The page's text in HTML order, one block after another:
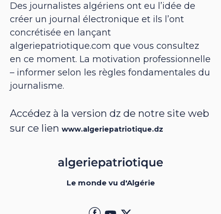
Des journalistes algériens ont eu l’idée de
créer un journal électronique et ils l’ont
concrétisée en lançant
algeriepatriotique.com que vous consultez
en ce moment. La motivation professionnelle
– informer selon les règles fondamentales du
journalisme.
Accédez à la version dz de notre site web
sur ce lien www.algeriepatriotique.dz
Le monde vu d'Algérie